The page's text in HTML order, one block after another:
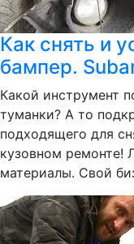
Как снять и
бампер.
Какой инструмент
туманки? А то
подходящего для
кузовном ремонте!
материалы. Свой